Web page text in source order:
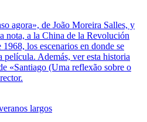
agora», de João Moreira Salles, y
nota, a la China de la Revolución
los escenarios en donde se
película. Además, ver esta historia
«Santiago (Uma reflexão sobre o